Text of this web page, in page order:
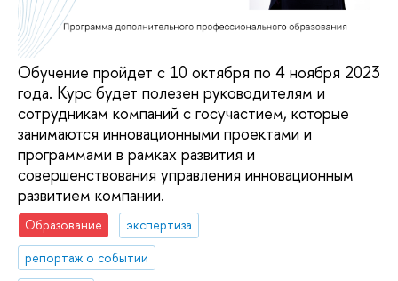
Обучение пройдет с 10 октября по 4 ноября 2023
года. Курс будет полезен руководителям и
сотрудникам компаний с госучастием, которые
занимаются инновационными проектами и
программами в рамках развития и
совершенствования управления инновационным
развитием компании.
Образование
экспертиза
репортаж о событии